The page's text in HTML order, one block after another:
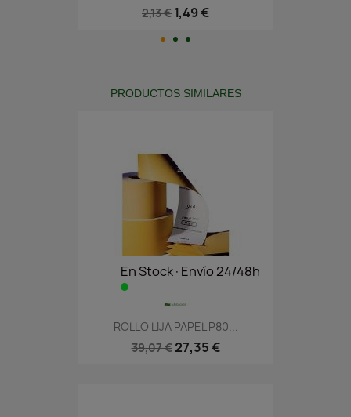
2,13 € 1,49 €
PRODUCTOS SIMILARES
En Stock·Envío 24/48h
ROLLO LIJA PAPEL P80...
39,07 € 27,35 €